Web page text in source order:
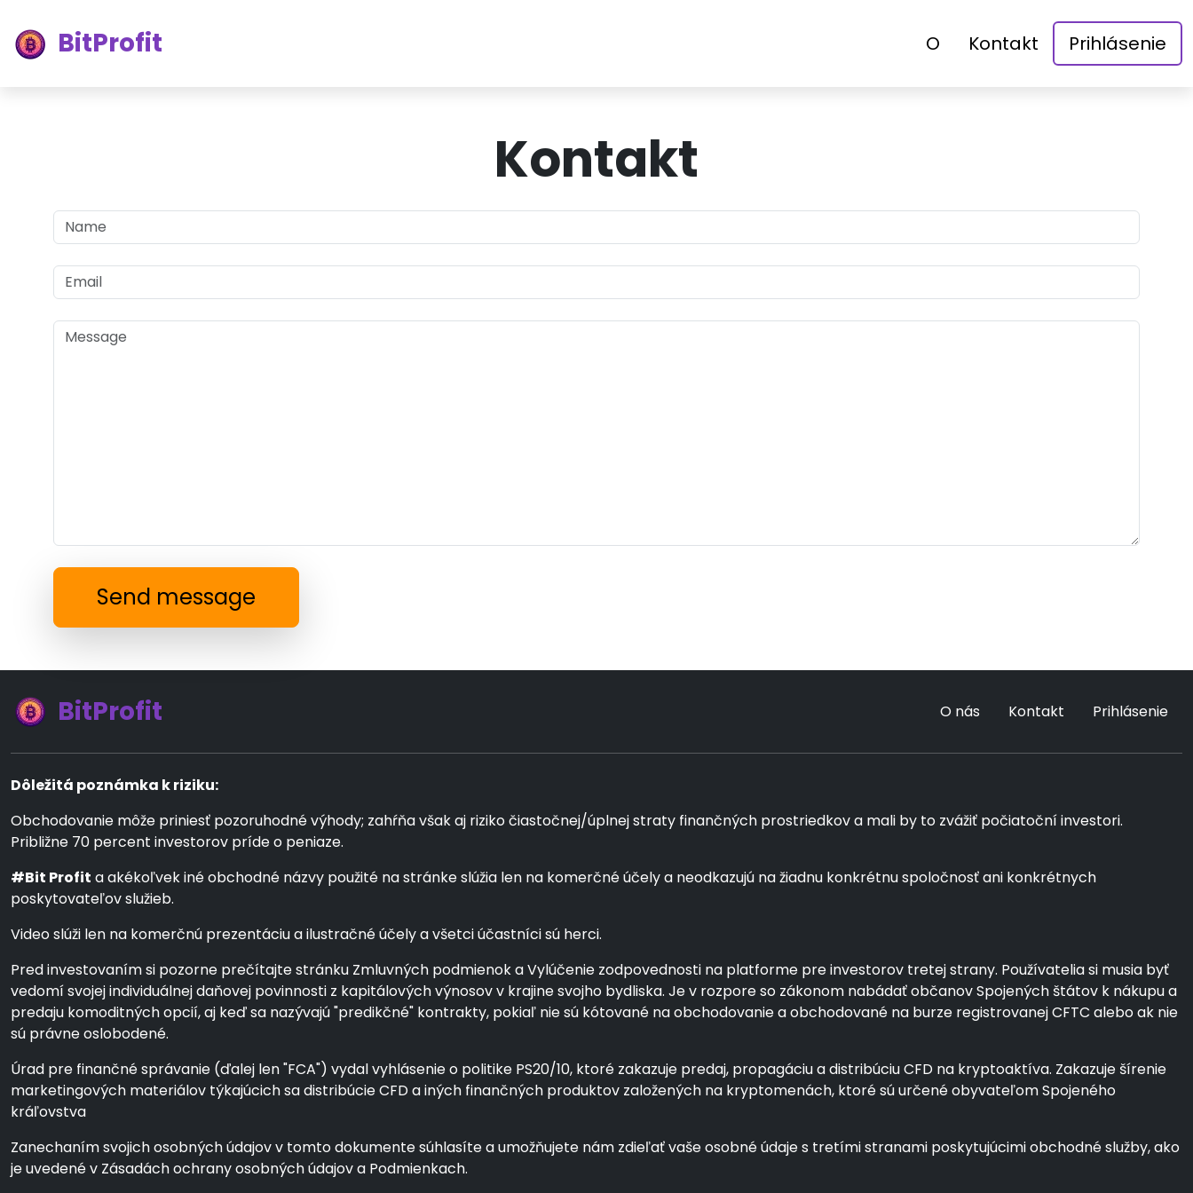
BitProfit O Kontakt Prihlásenie
Kontakt
Send message
BitProfit O nás Kontakt Prihlásenie
Dôležitá poznámka k riziku:
Obchodovanie môže priniesť pozoruhodné výhody; zahŕňa však aj riziko čiastočnej/úplnej straty finančných prostriedkov a mali by to zvážiť počiatoční investori.
Približne 70 percent investorov príde o peniaze.
#Bit Profit a akékoľvek iné obchodné názvy použité na stránke slúžia len na komerčné účely a neodkazujú na žiadnu konkrétnu spoločnosť ani konkrétnych
poskytovateľov služieb.
Video slúži len na komerčnú prezentáciu a ilustračné účely a všetci účastníci sú herci.
Pred investovaním si pozorne prečítajte stránku Zmluvných podmienok a Vylúčenie zodpovednosti na platforme pre investorov tretej strany. Používatelia si musia byť
vedomí svojej individuálnej daňovej povinnosti z kapitálových výnosov v krajine svojho bydliska. Je v rozpore so zákonom nabádať občanov Spojených štátov k nákupu a
predaju komoditných opcií, aj keď sa nazývajú "predikčné" kontrakty, pokiaľ nie sú kótované na obchodovanie a obchodované na burze registrovanej CFTC alebo ak nie
sú právne oslobodené.
Úrad pre finančné správanie (ďalej len "FCA") vydal vyhlásenie o politike PS20/10, ktoré zakazuje predaj, propagáciu a distribúciu CFD na kryptoaktíva. Zakazuje šírenie
marketingových materiálov týkajúcich sa distribúcie CFD a iných finančných produktov založených na kryptomenách, ktoré sú určené obyvateľom Spojeného
kráľovstva
Zanechaním svojich osobných údajov v tomto dokumente súhlasíte a umožňujete nám zdieľať vaše osobné údaje s tretími stranami poskytujúcimi obchodné služby, ako
je uvedené v Zásadách ochrany osobných údajov a Podmienkach.